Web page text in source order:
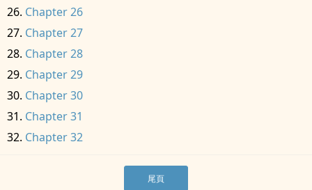
Chapter 26
Chapter 27
Chapter 28
Chapter 29
Chapter 30
Chapter 31
Chapter 32
尾頁